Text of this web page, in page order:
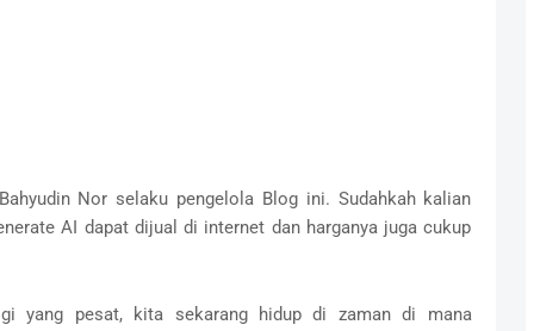
Nor selaku pengelola Blog ini. Sudahkah kalian
AI dapat dijual di internet dan harganya juga cukup
yang pesat, kita sekarang hidup di zaman di mana